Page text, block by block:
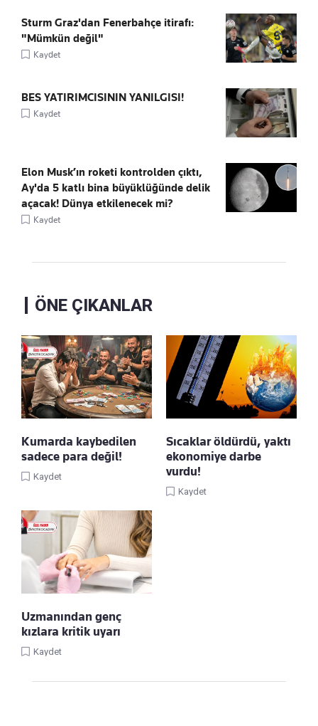
Sturm Graz'dan Fenerbahçe itirafı:
"Mümkün değil"
Kaydet
BES YATIRIMCISININ YANILGISI!
Kaydet
Elon Musk’ın roketi kontrolden çıktı,
Ay'da 5 katlı bina büyüklüğünde delik
açacak! Dünya etkilenecek mi?
Kaydet
ÖNE ÇIKANLAR
Kumarda kaybedilen
sadece para değil!
Kaydet
Sıcaklar öldürdü, yaktı
ekonomiye darbe
vurdu!
Kaydet
Uzmanından genç
kızlara kritik uyarı
Kaydet